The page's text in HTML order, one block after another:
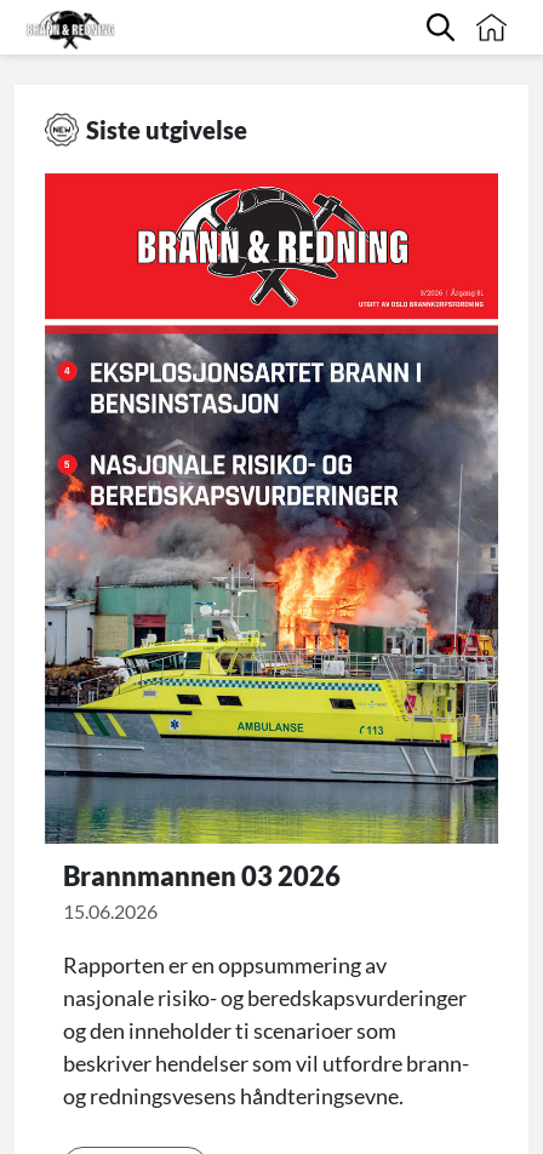
Siste utgivelse
Brannmannen 03 2026
15.06.2026
Rapporten er en oppsummering av
nasjonale risiko- og beredskapsvurderinger
og den inneholder ti scenarioer som
beskriver hendelser som vil utfordre brann-
og redningsvesens håndteringsevne.